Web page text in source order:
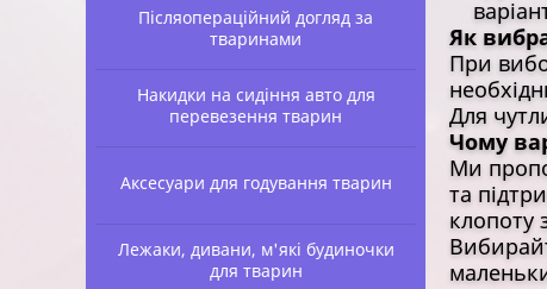
Післяопераційний догляд за
тваринами
Накидки на сидіння авто для
перевезення тварин
Аксесуари для годування тварин
Лежаки, дивани, м'які будиночки
для тварин
Як
При
Для
Чому
Ми
та
клопоту